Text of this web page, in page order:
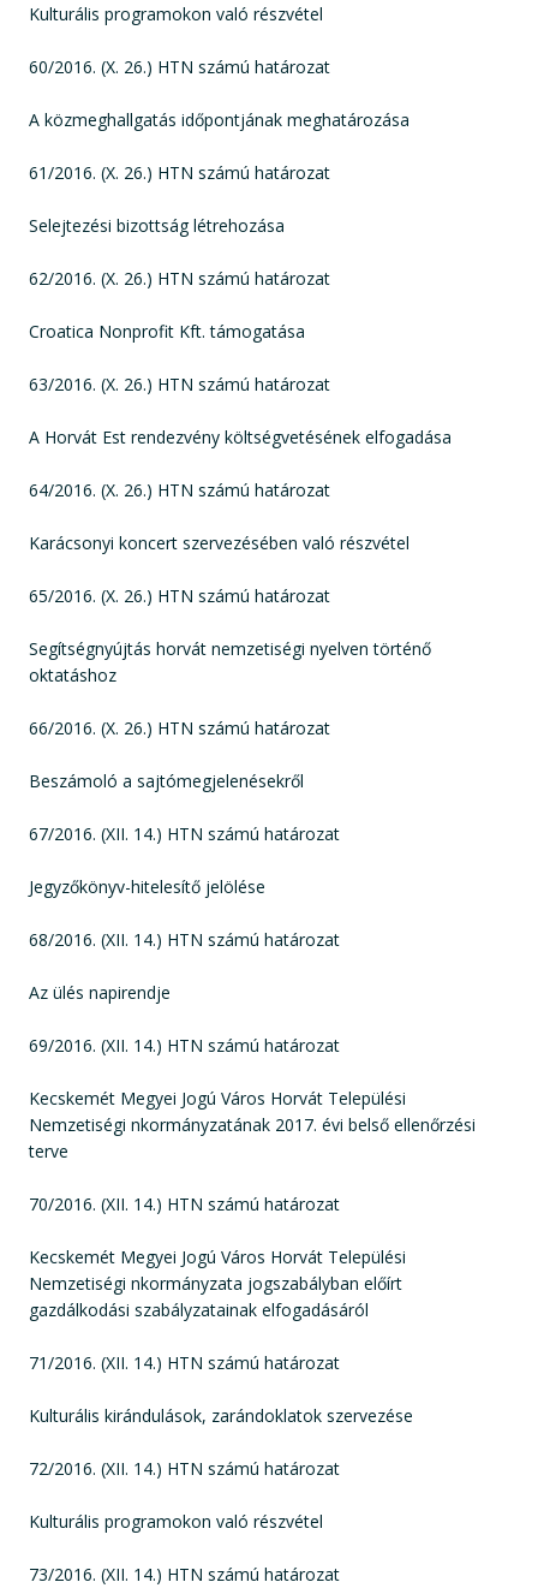
Kulturális programokon való részvétel
60/2016. (X. 26.) HTN számú határozat
A közmeghallgatás időpontjának meghatározása
61/2016. (X. 26.) HTN számú határozat
Selejtezési bizottság létrehozása
62/2016. (X. 26.) HTN számú határozat
Croatica Nonprofit Kft. támogatása
63/2016. (X. 26.) HTN számú határozat
A Horvát Est rendezvény költségvetésének elfogadása
64/2016. (X. 26.) HTN számú határozat
Karácsonyi koncert szervezésében való részvétel
65/2016. (X. 26.) HTN számú határozat
Segítségnyújtás horvát nemzetiségi nyelven történő
oktatáshoz
66/2016. (X. 26.) HTN számú határozat
Beszámoló a sajtómegjelenésekről
67/2016. (XII. 14.) HTN számú határozat
Jegyzőkönyv-hitelesítő jelölése
68/2016. (XII. 14.) HTN számú határozat
Az ülés napirendje
69/2016. (XII. 14.) HTN számú határozat
Kecskemét Megyei Jogú Város Horvát Települési
Nemzetiségi nkormányzatának 2017. évi belső ellenőrzési
terve
70/2016. (XII. 14.) HTN számú határozat
Kecskemét Megyei Jogú Város Horvát Települési
Nemzetiségi nkormányzata jogszabályban előírt
gazdálkodási szabályzatainak elfogadásáról
71/2016. (XII. 14.) HTN számú határozat
Kulturális kirándulások, zarándoklatok szervezése
72/2016. (XII. 14.) HTN számú határozat
Kulturális programokon való részvétel
73/2016. (XII. 14.) HTN számú határozat